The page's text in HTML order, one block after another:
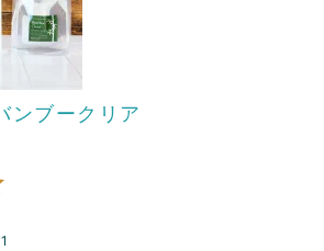
ンブークリア